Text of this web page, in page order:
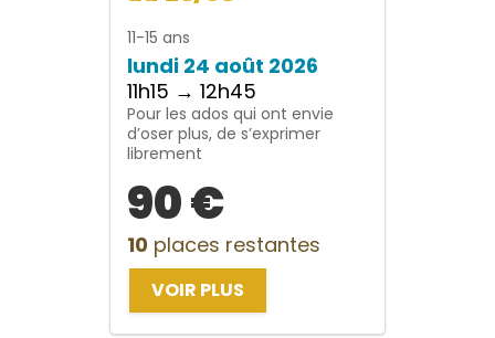
11-15 ans
lundi 24 août 2026
11h15 → 12h45
Pour les ados qui ont envie
d’oser plus, de s’exprimer
librement
90 €
10 places restantes
VOIR PLUS